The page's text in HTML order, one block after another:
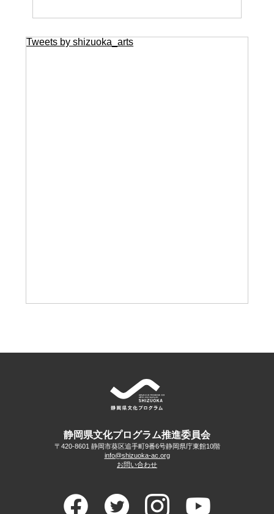
Tweets by shizuoka_arts
静岡県文化プログラム推進委員会
〒420-8601 静岡市葵区追手町9番6号静岡県庁東館10階
info@shizuoka-ac.org
お問い合わせ